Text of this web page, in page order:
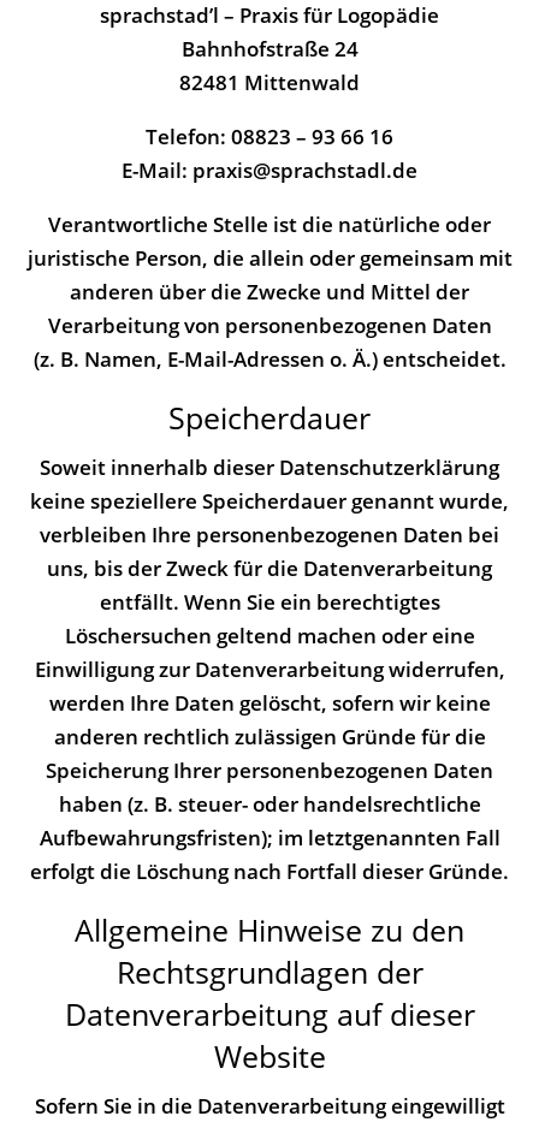
sprachstad’l – Praxis für Logopädie
Bahnhofstraße 24
82481 Mittenwald
Telefon: 08823 – 93 66 16
E-Mail: praxis@sprachstadl.de
Verantwortliche Stelle ist die natürliche oder
juristische Person, die allein oder gemeinsam mit
anderen über die Zwecke und Mittel der
Verarbeitung von personenbezogenen Daten
(z. B. Namen, E-Mail-Adressen o. Ä.) entscheidet.
Speicherdauer
Soweit innerhalb dieser Datenschutzerklärung
keine speziellere Speicherdauer genannt wurde,
verbleiben Ihre personenbezogenen Daten bei
uns, bis der Zweck für die Datenverarbeitung
entfällt. Wenn Sie ein berechtigtes
Löschersuchen geltend machen oder eine
Einwilligung zur Datenverarbeitung widerrufen,
werden Ihre Daten gelöscht, sofern wir keine
anderen rechtlich zulässigen Gründe für die
Speicherung Ihrer personenbezogenen Daten
haben (z. B. steuer- oder handelsrechtliche
Aufbewahrungsfristen); im letztgenannten Fall
erfolgt die Löschung nach Fortfall dieser Gründe.
Allgemeine Hinweise zu den
Rechtsgrundlagen der
Datenverarbeitung auf dieser
Website
Sofern Sie in die Datenverarbeitung eingewilligt